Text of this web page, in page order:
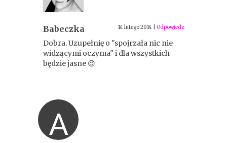
Babeczka 14 lutego 2014 Odpowiedz
Dobra. Uzupełnię o "spojrzała nic nie
widzącymi oczyma" i dla wszystkich
będzie jasne 😉
A